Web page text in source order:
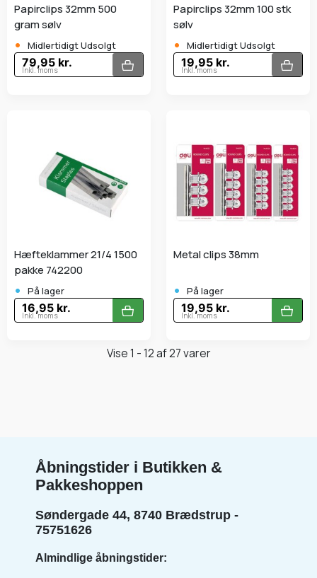
Papirclips 32mm 500
gram sølv
• Midlertidigt Udsolgt
79,95 kr.
Inkl. moms
Papirclips 32mm 100 stk
sølv
• Midlertidigt Udsolgt
19,95 kr.
Inkl. moms
Hæfteklammer 21/4 1500
pakke 742200
• På lager
16,95 kr.
Inkl. moms
Metal clips 38mm
• På lager
19,95 kr.
Inkl. moms
Vise 1 - 12 af 27 varer
Åbningstider i Butikken &
Pakkeshoppen
Søndergade 44, 8740 Brædstrup -
75751626
Almindlige åbningstider: